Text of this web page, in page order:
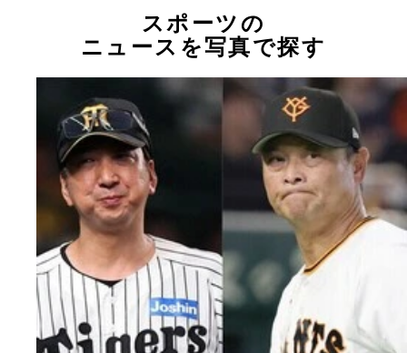
スポーツの
ニュースを写真で探す